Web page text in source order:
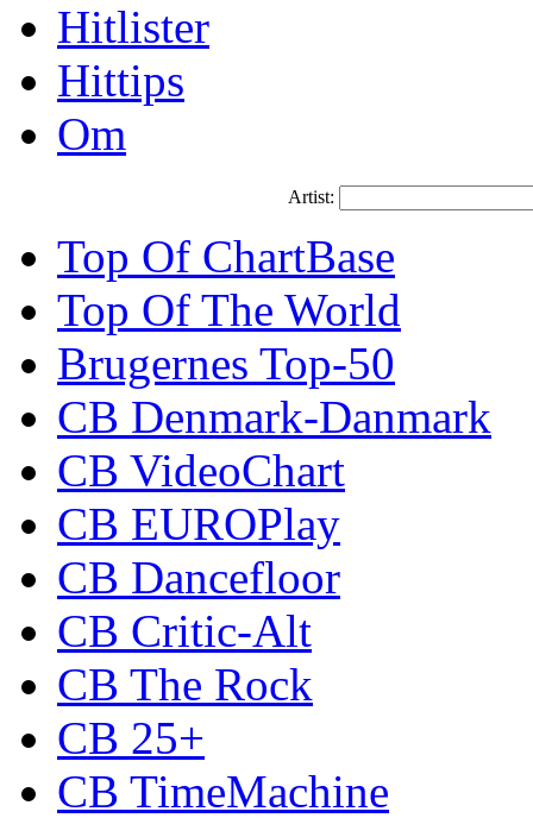
Hitlister
Hittips
Om
Artist:
Top Of ChartBase
Top Of The World
Brugernes Top-50
CB Denmark-Danmark
CB VideoChart
CB EUROPlay
CB Dancefloor
CB Critic-Alt
CB The Rock
CB 25+
CB TimeMachine